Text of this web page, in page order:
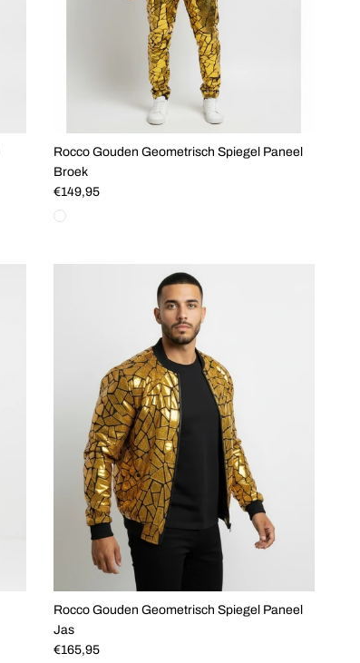
Rocco Gouden Geometrisch Spiegel Paneel
Broek
Reguliere prijs
€149,95
Rocco Gouden Geometrisch Spiegel Paneel
Jas
Reguliere prijs
€165,95